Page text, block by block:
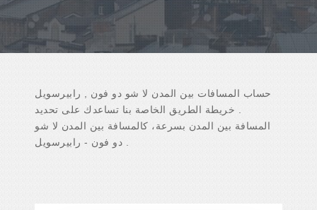
حساب المسافات بين المدن لا شو دو فون , رابيرسويل
. خريطة الطريق الخاصة بنا تساعدك على تحديد
المسافة بين المدن بسرعة، كالمسافة بين المدن لا شو